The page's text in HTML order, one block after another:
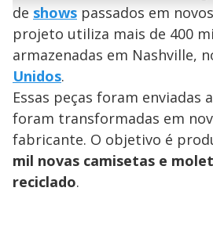
a
y
V
i
n
d
s
u
n
o
s
M
u
d
o
de shows passados em
projeto utiliza mais de 400
armazenadas em Nashville,
Unidos.
Essas peças foram enviadas
foram transformadas em
fabricante. O objetivo é
mil novas camisetas e
reciclado.